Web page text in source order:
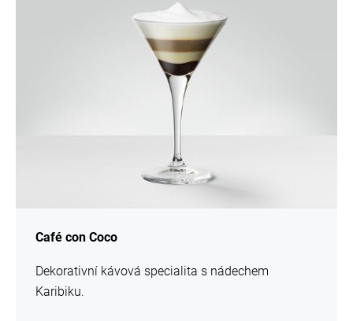
Café con Coco
Dekorativní kávová specialita s nádechem
Karibiku.